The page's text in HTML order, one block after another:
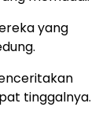
yang
tinggalnya.